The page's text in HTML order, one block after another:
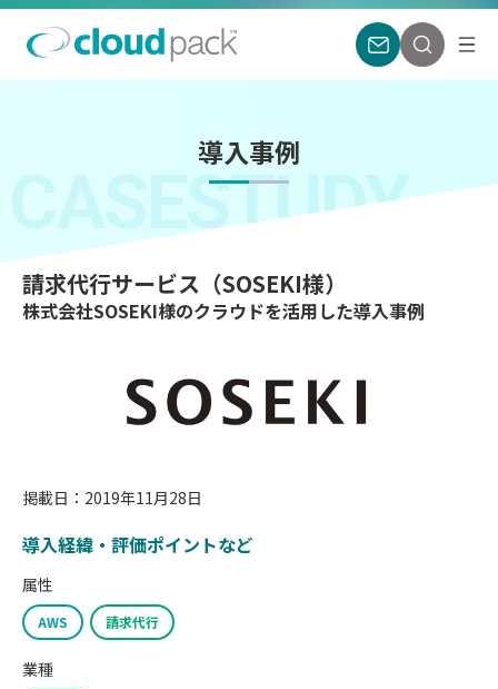
導入事例
CASESTUDY
請求代行サービス（SOSEKI様）
株式会社SOSEKI様のクラウドを活用した導入事例
掲載日：2019年11月28日
導入経緯・評価ポイントなど
属性
AWS 請求代行
業種